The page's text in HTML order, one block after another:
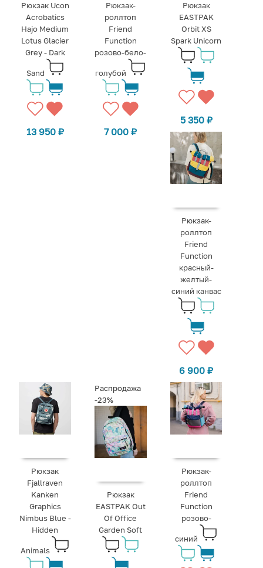
Рюкзак Ucon
Acrobatics
Hajo Medium
Lotus Glacier
Grey - Dark
Sand
13 950 ₽
Рюкзак-
роллтоп
Friend
Function
розово-бело-
голубой
7 000₽
Рюкзак
EASTPAK
Orbit XS
Spark Unicorn
5 350 ₽
Рюкзак-
роллтоп
Friend
Function
красный-
желтый-
синий канвас
6 900₽
Рюкзак
Fjallraven
Kanken
Graphics
Nimbus Blue -
Hidden
Animals
Распродажа
-23%
Рюкзак
EASTPAK Out
Of Office
Garden Soft
Рюкзак-
роллтоп
Friend
Function
розово-
синий